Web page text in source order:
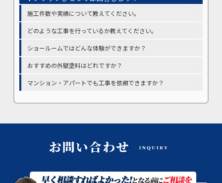
施工件数や実績について教えてください。
どのような工事を行っているか教えてください。
ショールームではどんな体験ができますか？
おすすめの外壁塗料はどれですか？
マンション・アパートでも工事を依頼できますか？